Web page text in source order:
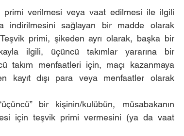
verilmesi veya vaat edilmesi ile ilgili
indirilmesini sağlayan bir madde olarak
primi, şikeden ayrı olarak, başka bir
ilgili, üçüncü takımlar yararına bir
takım menfaatleri için, maçı kazanmaya
kayıt dışı para veya menfaatler olarak
bir kişinin/kulübün, müsabakanın
için teşvik primi vermesini (ya da vaat